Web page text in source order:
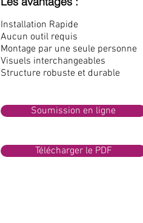
Installation Rapide
Aucun outil requis
Montage par une seule personne
Visuels interchangeables
Structure robuste et durable
Soumission en ligne
Télécharger le PDF